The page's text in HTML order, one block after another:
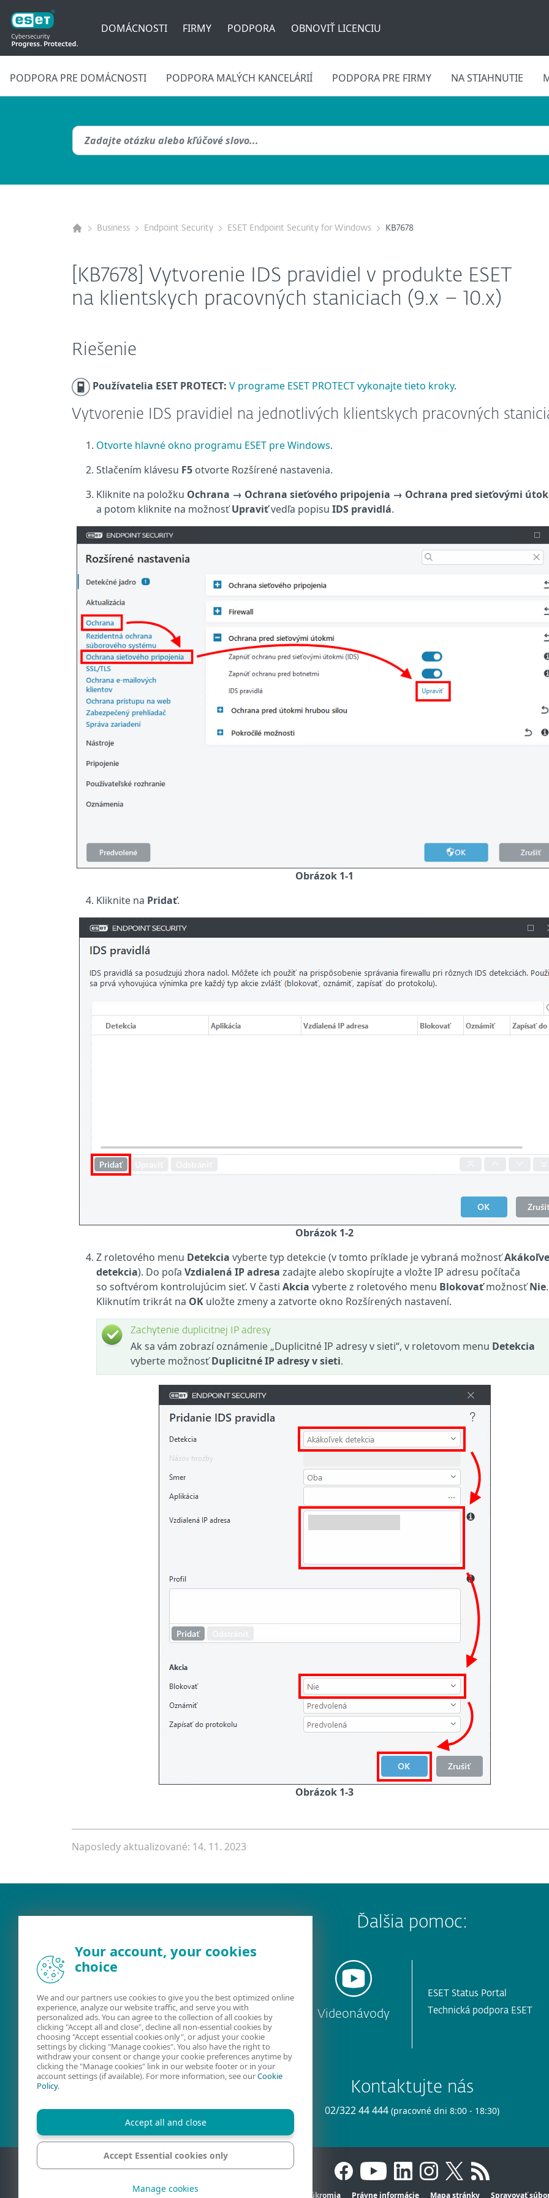
DOMÁCNOSTI FIRMY PODPORA OBNOVIŤ LICENCIU
PODPORA PRE DOMÁCNOSTI PODPORA MALÝCH KANCELÁRIÍ PODPORA PRE FIRMY NA STIAHNUTIE
Business Endpoint Security ESET Endpoint Security for Windows KB7678
[KB7678] Vytvorenie IDS pravidiel v produkte ESET
na klientskych pracovných staniciach (9.x – 10.x)
Riešenie
Používatelia ESET PROTECT: V programe ESET PROTECT vykonajte tieto kroky.
Vytvorenie IDS pravidiel na jednotlivých klientskych pracovných
Otvorte hlavné okno programu ESET pre Windows.
Stlačením klávesu F5 otvorte Rozšírené nastavenia.
Kliknite na položku Ochrana → Ochrana sieťového pripojenia → Ochrana pred sieťovými
a potom kliknite na možnosťUpraviťvedľa popisu IDS pravidlá.
Obrázok 1-1
Kliknite na Pridať.
Obrázok 1-2
Z roletového menu Detekcia vyberte typ detekcie (v tomto príklade je vybraná možnosť
detekcia). Do poľa Vzdialená IP adresa zadajte alebo skopírujte a vložte IP adresu počítača
so softvérom kontrolujúcim sieť. V časti Akcia vyberte z roletového menu BlokovaťmožnosťNie.
Kliknutím trikrát na OK uložte zmeny a zatvorte okno Rozšírených nastavení.
Zachytenie duplicitnej IP adresy
Ak sa vám zobrazí oznámenie „Duplicitné IP adresy v sieti“, v roletovom menu Detekcia
vyberte možnosťDuplicitné IP adresy v sieti.
Obrázok 1-3
Naposledy aktualizované: 14. 11. 2023
Ďalšia pomoc:
Dokumentácia
ESET Security
Forum
Videonávody
ESET Status Portal
Technická podpora ESET
Kontaktujte nás
02/322 44 444 (pracovné dni 8:00 - 18:30)
Ochrana súkromia Právne informácie Mapa stránky Spravovať
Your account, your cookies
choice
We and our partners use cookies to give you the best optimized online
experience, analyze our website traffic, and serve you with
personalized ads. You can agree to the collection of all cookies by
clicking "Accept all and close", decline all non-essential cookies by
choosing "Accept essential cookies only", or adjust your cookie
settings by clicking "Manage cookies". You also have the right to
withdraw your consent or change your cookie preferences anytime by
clicking the "Manage cookies" link in our website footer or in your
account settings (if available). For more information, see ourCookie
Policy.
Accept all and close
Accept Essential cookies only
Manage cookies